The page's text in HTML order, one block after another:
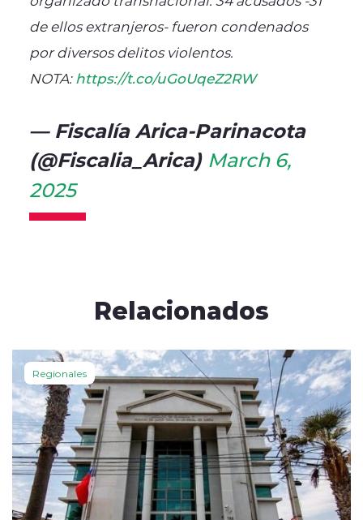
de ellos extranjeros- fueron condenados
por diversos delitos violentos.
NOTA: https://t.co/uGoUqeZ2RW
— Fiscalía Arica-Parinacota
(@Fiscalia_Arica) March 6,
2025
Relacionados
Regionales